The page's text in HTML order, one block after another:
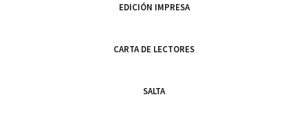
EDICIÓN IMPRESA
CARTA DE LECTORES
SALTA